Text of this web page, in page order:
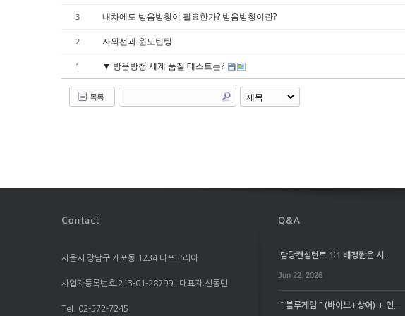
3 내차에도 방음방청이 필요한가? 방음방청이란?
2 자외선과 윈도틴팅
1 ▼ 방음방청 세계 품질 테스트는?
목록
Sketchbook5, 스케치북5
Sketchbook5, 스케치북5
서울시 강남구 개포동 1234 타프코리아
사업자등록번호:213-01-28799 | 대표자:신동민
Tel. 02-572-7245
.담당컨설턴트 1:1 배정짧은 시...
Jun 22. 2026
⌒블루게임⌒(바이브+상어) + 인...